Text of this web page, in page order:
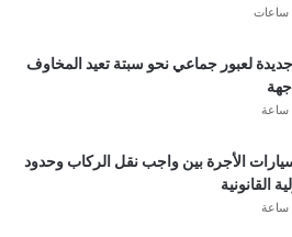
لعبور جماعي نحو سبتة تعيد المخاوف
الأجرة بين واجب نقل الركاب وحدود
القانونية